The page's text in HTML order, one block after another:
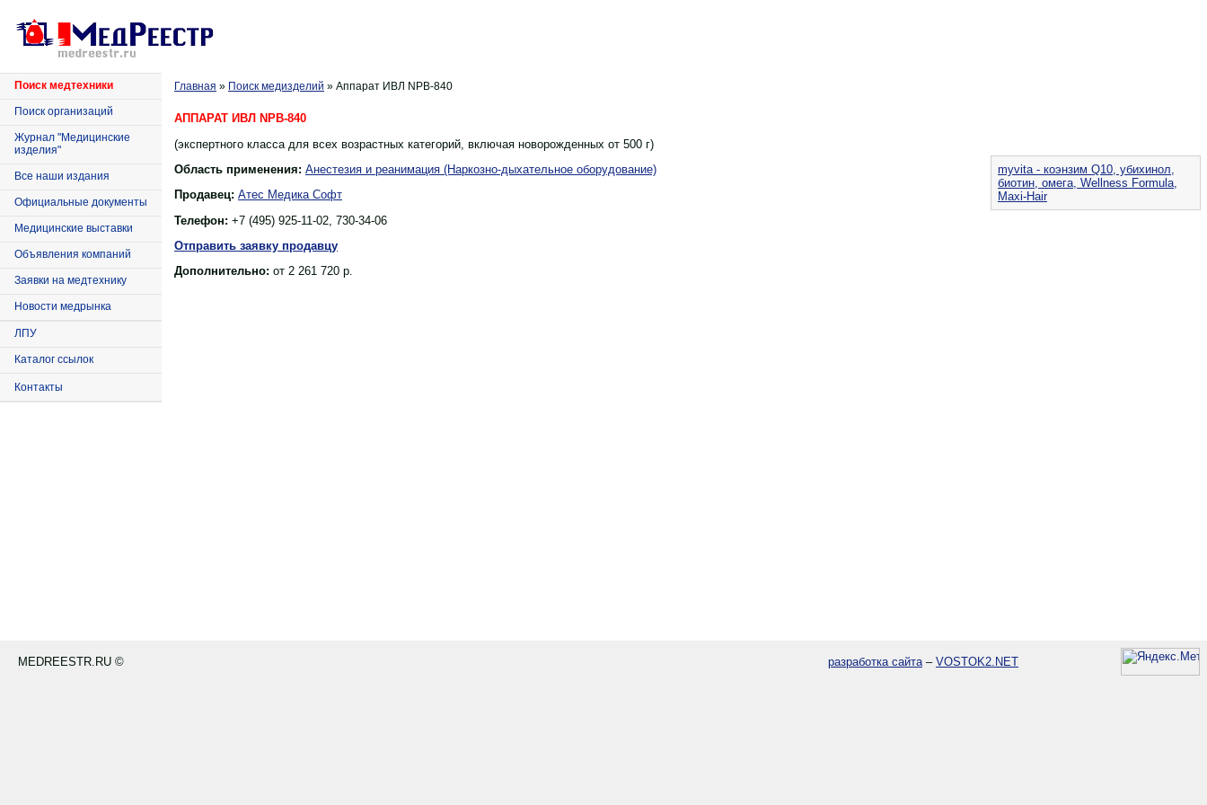
Поиск медтехники
Поиск организаций
Журнал "Медицинские
изделия"
Все наши издания
Официальные документы
Медицинские выставки
Объявления компаний
Заявки на медтехнику
Новости медрынка
ЛПУ
Каталог ссылок
Контакты
Главная » Поиск медизделий » Аппарат ИВЛ NPB-840
АППАРАТ ИВЛ NPB-840
(экспертного класса для всех возрастных категорий, включая новорожденных от 500 г)
Область применения: Анестезия и реанимация (Наркозно-дыхательное оборудование)
Продавец: Атес Медика Софт
Телефон: +7 (495) 925-11-02, 730-34-06
Отправить заявку продавцу
Дополнительно: от 2 261 720 р.
myvita - коэнзим Q10, убихинол,
биотин, омега, Wellness Formula,
Maxi-Hair
MEDREESTR.RU © разработка сайта– VOSTOK2.NET